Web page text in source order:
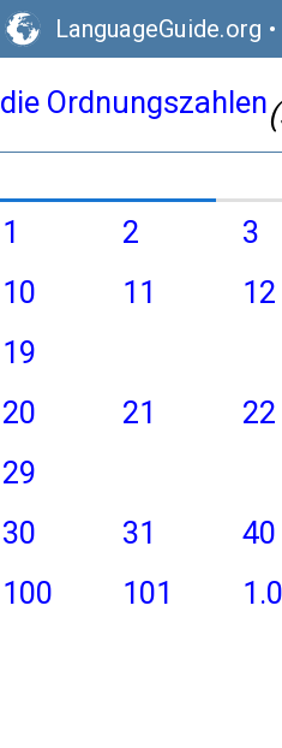
LanguageGuide.org •
die Ordnungszahlen
1 2 3
10
11 12
19
20
21 22
29
30
31 40
100
101